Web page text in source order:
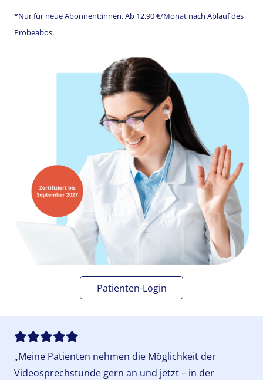
*Nur für neue Abonnent:innen. Ab 12,90 €/Monat nach Ablauf des
Probeabos.
Patienten-Login
„Meine Patienten nehmen die Möglichkeit der
Videosprechstunde gern an und jetzt – in der